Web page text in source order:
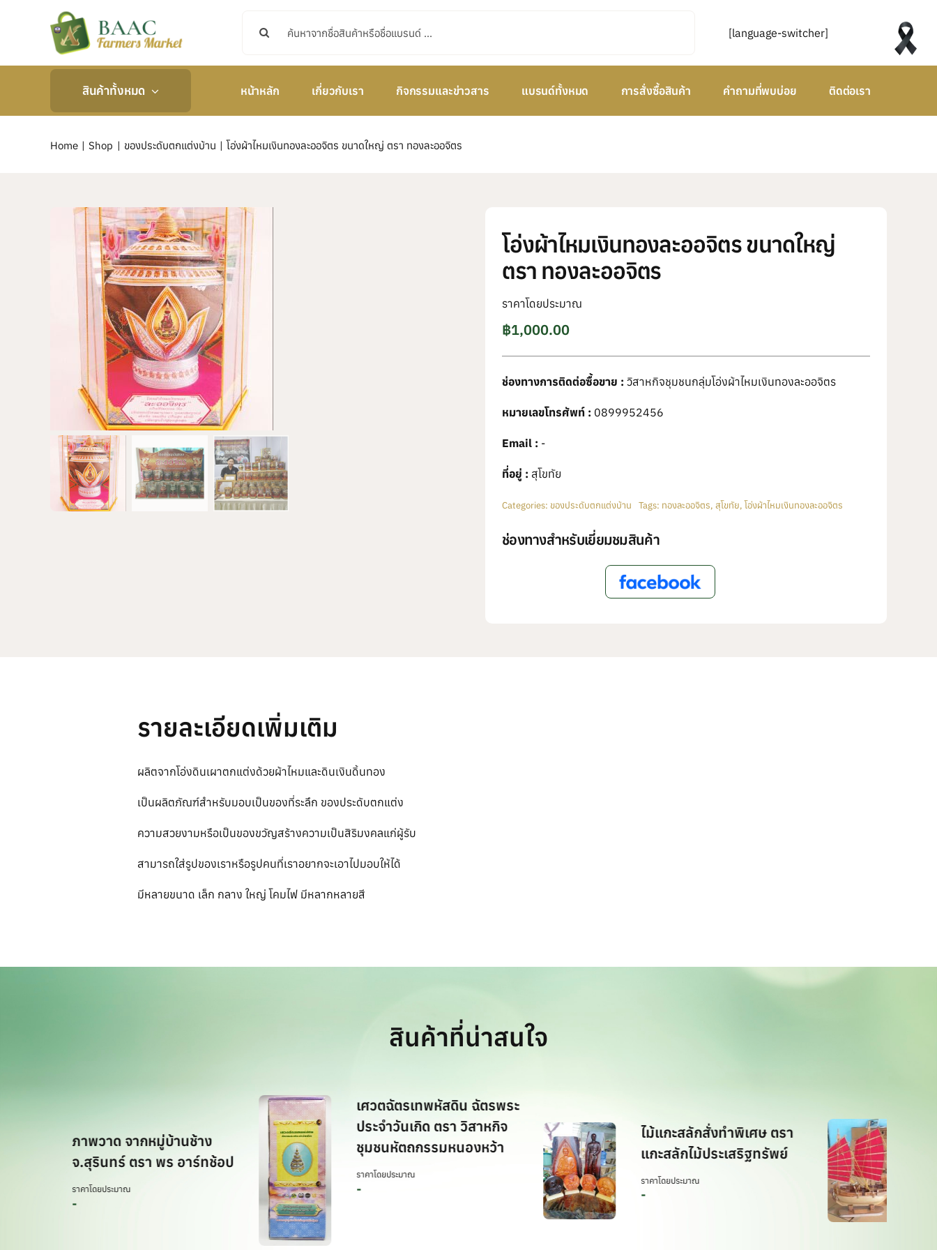
[language-switcher]
สินค้าทั้งหมด หน้าหลัก เกี่ยวกับเรา กิจกรรมและข่าวสาร แบรนด์ทั้งหมด การสั่งซื้อสินค้า คำถามที่พบบ่อย ติดต่อเรา
Home Shop ของประดับตกแต่งบ้าน โอ่งผ้าไหมเงินทองละออจิตร ขนาดใหญ่ ตรา ทองละออจิตร
โอ่งผ้าไหมเงินทองละออจิตร ขนาดใหญ่
ตรา ทองละออจิตร
ราคาโดยประมาณ
฿1,000.00
ช่องทางการติดต่อซื้อขาย : วิสาหกิจชุมชนกลุ่มโอ่งผ้าไหมเงินทองละออจิตร
หมายเลขโทรศัพท์ : 0899952456
Email : -
ที่อยู่ : สุโขทัย
Categories: ของประดับตกแต่งบ้าน Tags: ทองละออจิตร, สุโขทัย, โอ่งผ้าไหมเงินทองละออจิตร
ช่องทางสำหรับเยี่ยมชมสินค้า
รายละเอียดเพิ่มเติม
ผลิตจากโอ่งดินเผาตกแต่งด้วยผ้าไหมและดินเงินดิ้นทอง
เป็นผลิตภัณฑ์สำหรับมอบเป็นของที่ระลึก ของประดับตกแต่ง
ความสวยงามหรือเป็นของขวัญสร้างความเป็นสิริมงคลแก่ผู้รับ
สามารถใส่รูปของเราหรือรูปคนที่เราอยากจะเอาไปมอบให้ได้
มีหลายขนาด เล็ก กลาง ใหญ่ โคมไฟ มีหลากหลายสี
สินค้าที่น่าสนใจ
ภาพวาด จากหมู่บ้านช้าง
จ.สุรินทร์ ตรา พร อาร์ทช้อป
ราคาโดยประมาณ
เศวตฉัตรเทพหัสดิน ฉัตรพระ
ประจำวันเกิด ตรา วิสาหกิจ
ชุมชนหัตถกรรมหนองหว้า
ราคาโดยประมาณ
-
ไม้แกะสลักสั่งทำพิเศษ ตรา
แกะสลักไม้ประเสริฐทรัพย์
ราคาโดยประมาณ
-